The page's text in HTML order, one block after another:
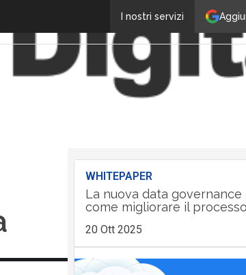
I nostri servizi
WHITEPAPER
La nuova data governance
come migliorare il
20 Ott 2025